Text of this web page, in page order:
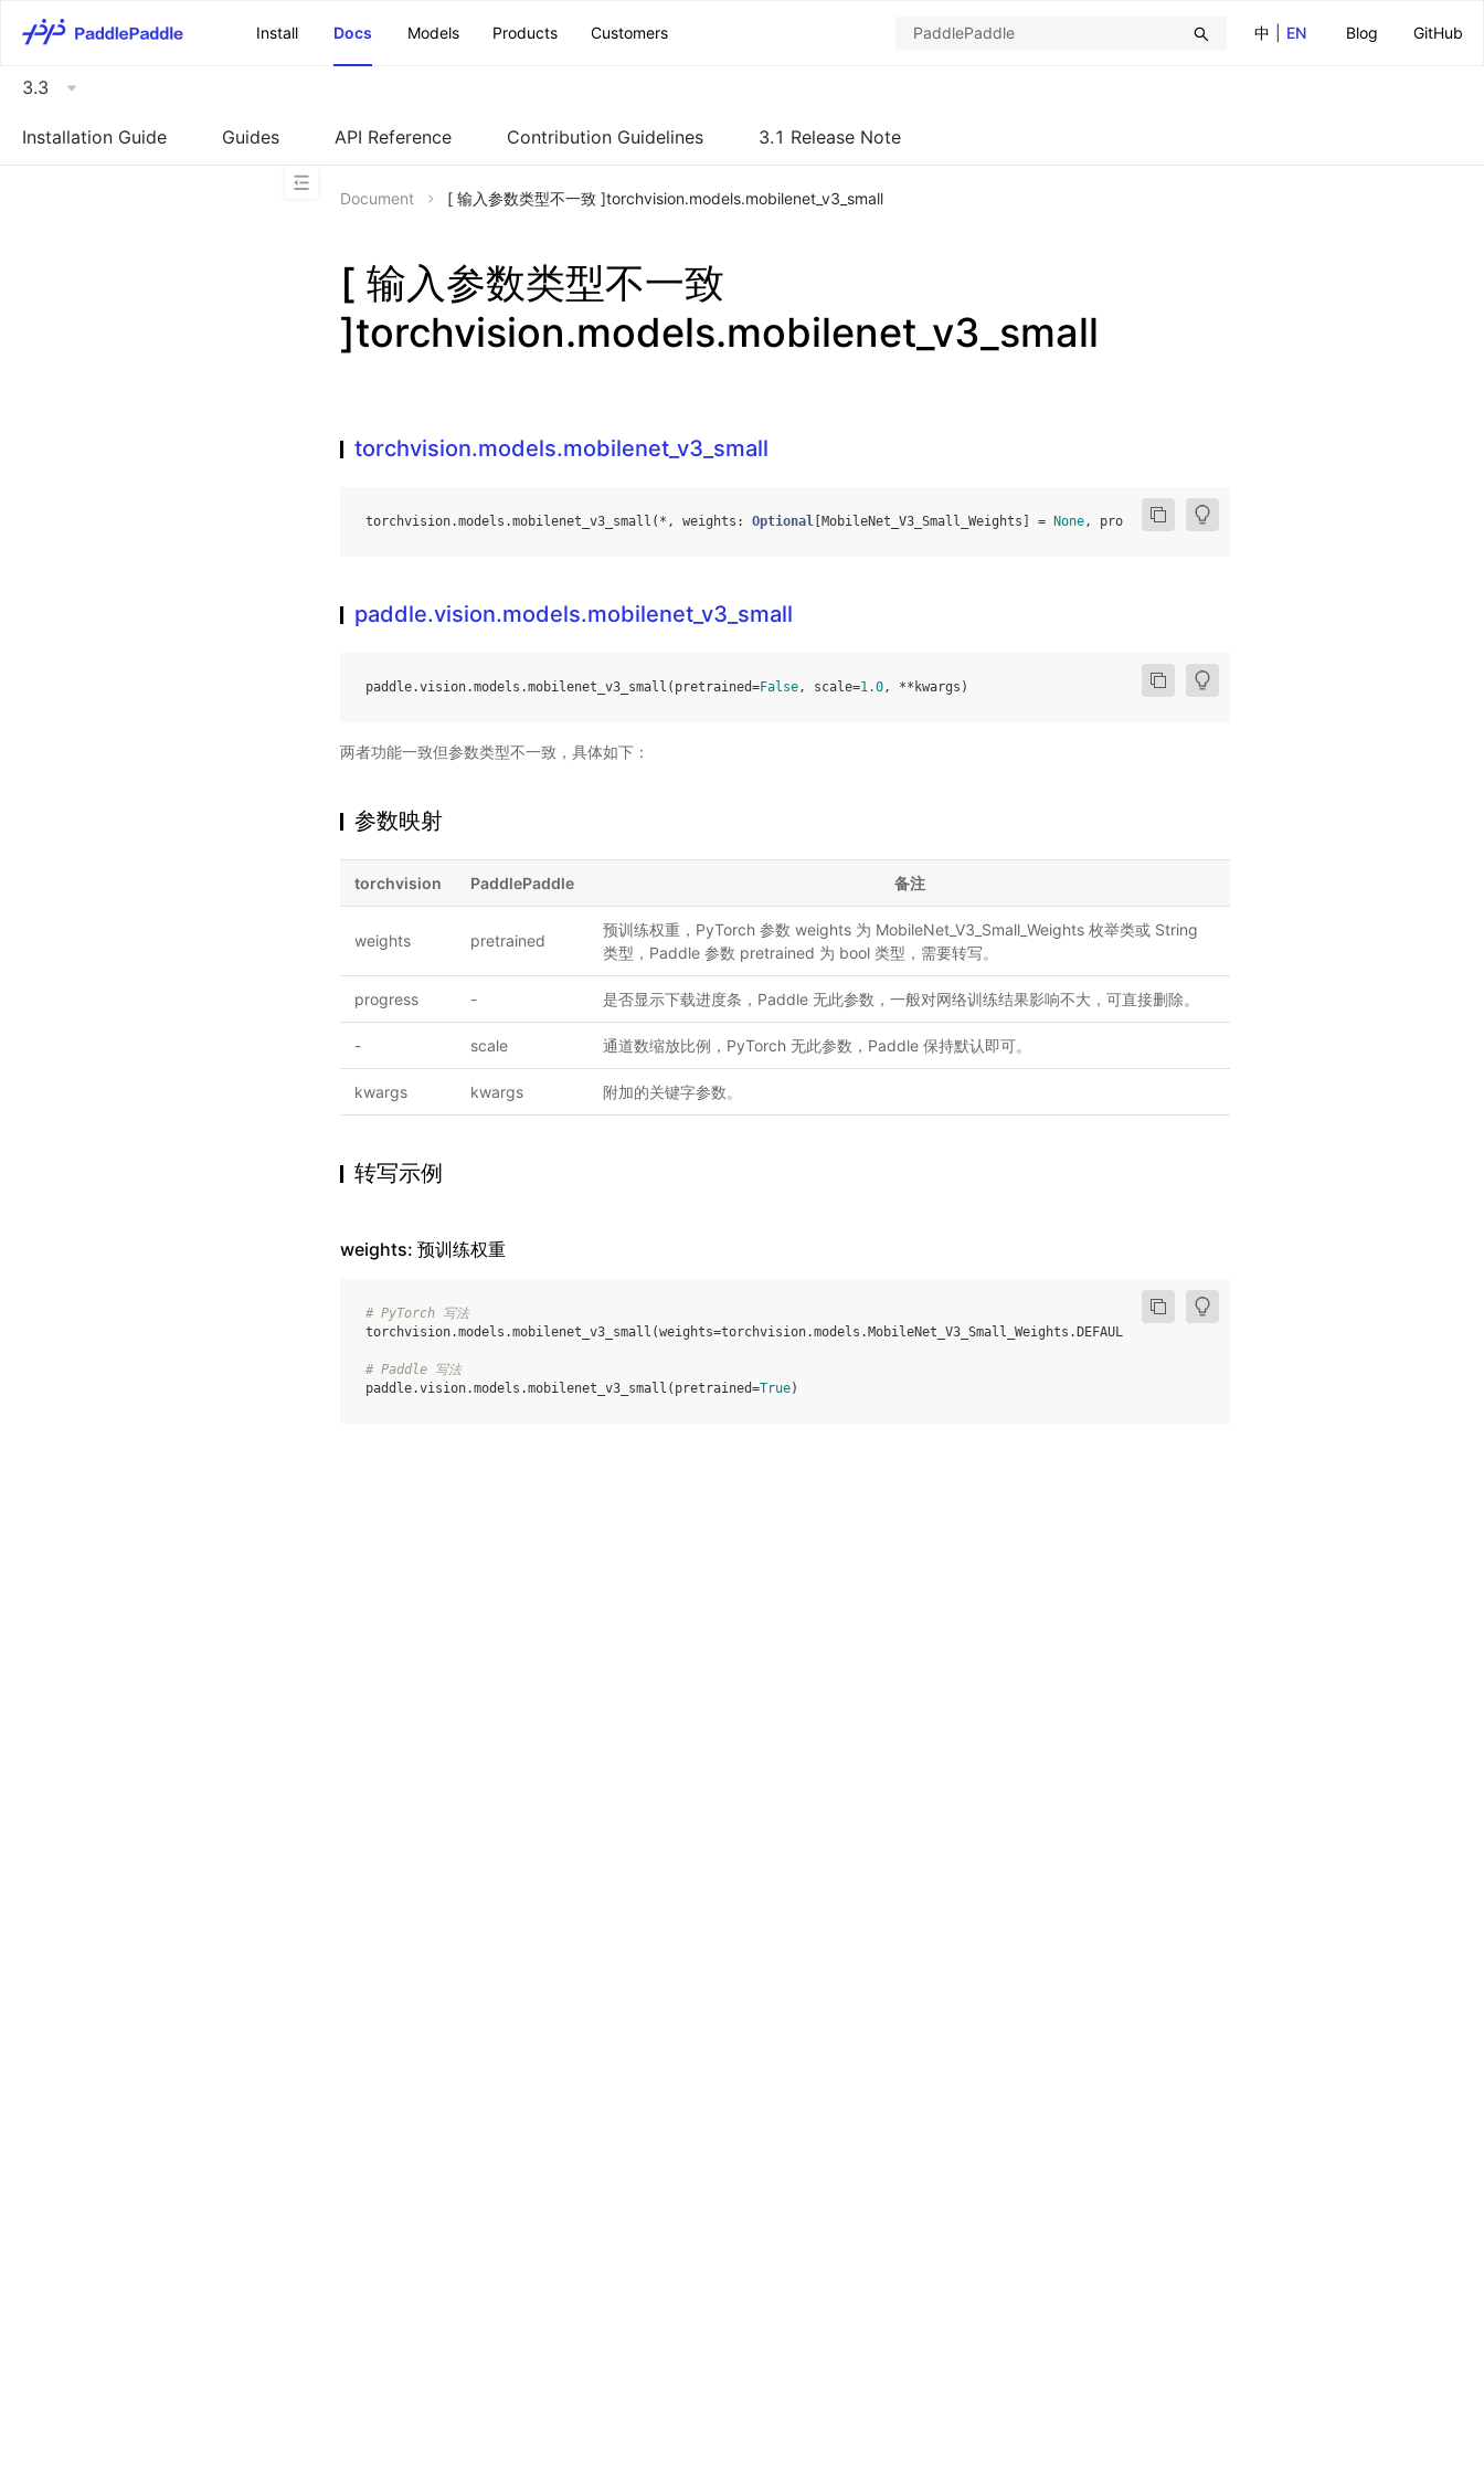
中
EN Blog GitHub
Install Docs Models Products Customers
3.3
Installation Guide Guides API Reference Contribution Guidelines 3.1 Release Note
Document [ 输入参数类型不一致 ]torchvision.models.mobilenet_v3_small
[ 输入参数类型不一致
]torchvision.models.mobilenet_v3_small
torchvision.models.mobilenet_v3_small
torchvision.models .mobilenet_v3_small ( * , weights : Optional MobileNet_V3_Small_Weights = None, progress: bool
paddle.vision.models.mobilenet_v3_small
paddle.vision.models .mobilenet_v3_small ( pretrained=False, scale=1.0, ** kwargs )
两者功能一致但参数类型不一致，具体如下：
参数映射
torchvision PaddlePaddle 备注
weights pretrained
预训练权重，PyTorch 参数 weights 为 MobileNet_V3_Small_Weights 枚举类或 String
类型，Paddle 参数 pretrained 为 bool 类型，需要转写。
progress - 是否显示下载进度条，Paddle 无此参数，一般对网络训练结果影响不大，可直接删除。
- scale 通道数缩放比例，PyTorch 无此参数，Paddle 保持默认即可。
kwargs kwargs 附加的关键字参数。
转写示例
weights: 预训练权重
# PyTorch 写法
torchvision.models .mobilenet_v3_small (weights=torchvision.models . MobileNet_V3_Small_Weights . DEFAULT
# Paddle 写法
paddle.vision.models .mobilenet_v3_small ( pretrained=True)